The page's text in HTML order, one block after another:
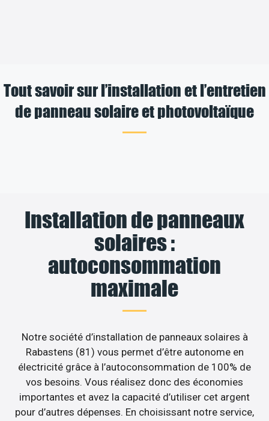
Tout savoir sur l’installation et l’entretien
de panneau solaire et photovoltaïque
Installation de panneaux
solaires :
autoconsommation
maximale
Notre société d’installation de panneaux solaires à
Rabastens (81) vous permet d’être autonome en
électricité grâce à l’autoconsommation de 100% de
vos besoins. Vous réalisez donc des économies
importantes et avez la capacité d’utiliser cet argent
pour d’autres dépenses. En choisissant notre service,